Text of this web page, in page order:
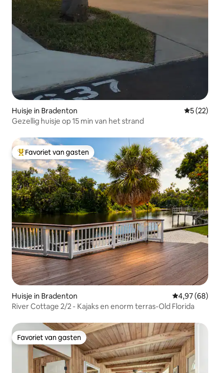
Huisje in Bradenton
5 (22)
Gezellig huisje op 15 min van het strand
Topfavoriet van gasten
Favoriet van gasten
Huisje in Bradenton Gemiddelde
4,97 (68)
River Cottage 2/2 - Kajaks en enorm terras-Old Florida
Favoriet van gasten
Favoriet van gasten